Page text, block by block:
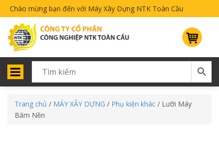
Chào mừng bạn đến với Máy Xây Dựng NTK Toàn Cầu
Trang chủ / MÁY XÂY DỰNG / Phụ kiện khác / Lưỡi Máy
Băm Nền